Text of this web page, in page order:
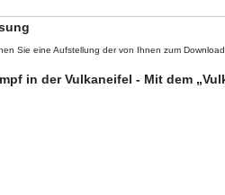
Sie eine Aufstellung der von Ihnen zum
in der Vulkaneifel - Mit dem